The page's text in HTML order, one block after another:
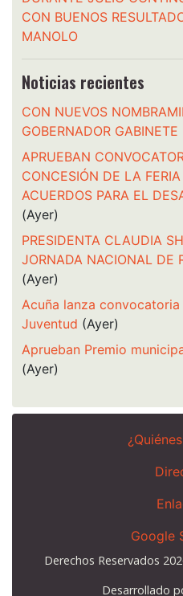
CON BUENOS
MANOLO
Noticias recientes
CON NUEVOS
GOBERNADOR GABINETE
APRUEBAN
CONCESIÓN DE LA
ACUERDOS PARA EL
(Ayer)
PRESIDENTA CLAUDIA
JORNADA NACIONAL DE
(Ayer)
Acuña lanza
Juventud (Ayer)
Aprueban Premio
(Ayer)
Google
Derechos Reservados
Desarrollado